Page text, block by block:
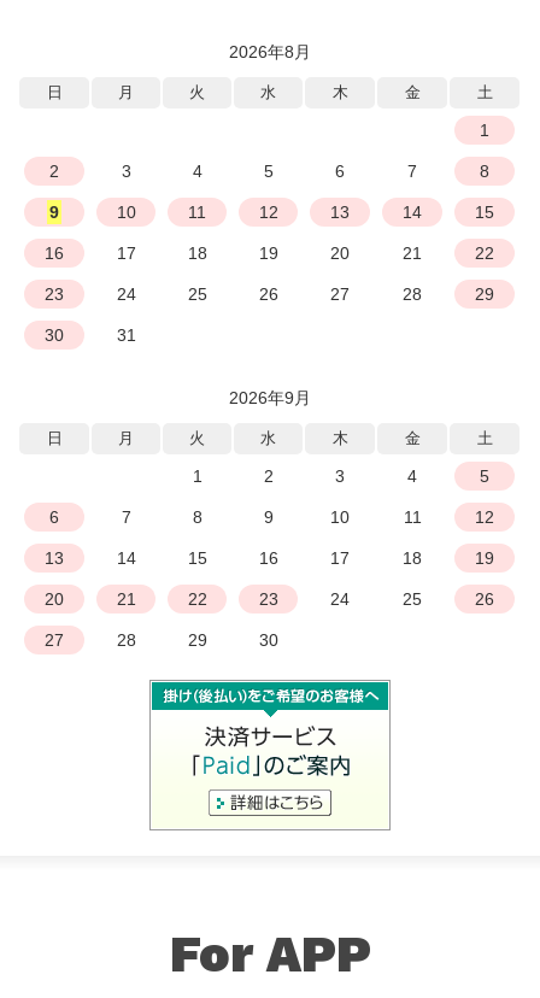
2026年8月
日 月 火 水 木 金 土
1
2 3 4 5 6 7 8
9 10 11 12 13 14 15
16 17 18 19 20 21 22
23 24 25 26 27 28 29
30 31
2026年9月
日 月 火 水 木 金 土
1 2 3 4 5
6 7 8 9 10 11 12
13 14 15 16 17 18 19
20 21 22 23 24 25 26
27 28 29 30
For APP